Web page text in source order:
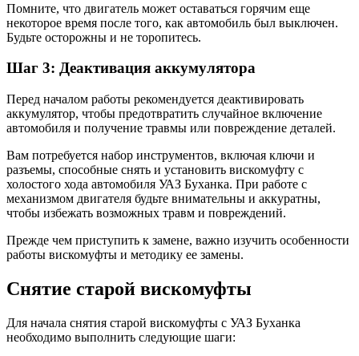
Помните, что двигатель может оставаться горячим еще
некоторое время после того, как автомобиль был выключен.
Будьте осторожны и не торопитесь.
Шаг 3: Деактивация аккумулятора
Перед началом работы рекомендуется деактивировать
аккумулятор, чтобы предотвратить случайное включение
автомобиля и получение травмы или повреждение деталей.
Вам потребуется набор инструментов, включая ключи и
разъемы, способные снять и установить вискомуфту с
холостого хода автомобиля УАЗ Буханка. При работе с
механизмом двигателя будьте внимательны и аккуратны,
чтобы избежать возможных травм и повреждений.
Прежде чем приступить к замене, важно изучить особенности
работы вискомуфты и методику ее замены.
Снятие старой вискомуфты
Для начала снятия старой вискомуфты с УАЗ Буханка
необходимо выполнить следующие шаги: